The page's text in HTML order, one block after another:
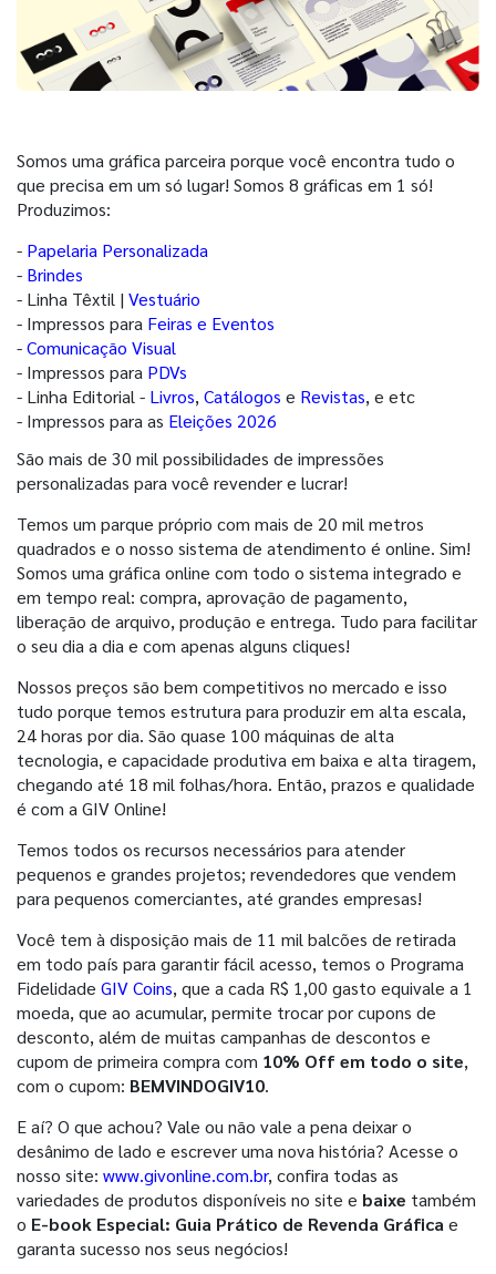
Somos uma gráfica parceira porque você encontra tudo o
que precisa em um só lugar! Somos 8 gráficas em 1 só!
Produzimos:
- Papelaria Personalizada
- Brindes
- Linha Têxtil | Vestuário
- Impressos para Feiras e Eventos
-Comunicação Visual
- Impressos para PDVs
- Linha Editorial - Livros,Catálogos e Revistas, e etc
- Impressos para as Eleições 2026
São mais de 30 mil possibilidades de impressões
personalizadas para você revender e lucrar!
Temos um parque próprio com mais de 20 mil metros
quadrados e o nosso sistema de atendimento é online. Sim!
Somos uma gráfica online com todo o sistema integrado e
em tempo real: compra, aprovação de pagamento,
liberação de arquivo, produção e entrega. Tudo para facilitar
o seu dia a dia e com apenas alguns cliques!
Nossos preços são bem competitivos no mercado e isso
tudo porque temos estrutura para produzir em alta escala,
24 horas por dia. São quase 100 máquinas de alta
tecnologia, e capacidade produtiva em baixa e alta tiragem,
chegando até 18 mil folhas/hora. Então, prazos e qualidade
é com a GIV Online!
Temos todos os recursos necessários para atender
pequenos e grandes projetos; revendedores que vendem
para pequenos comerciantes, até grandes empresas!
Você tem à disposição mais de 11 mil balcões de retirada
em todo país para garantir fácil acesso, temos o Programa
Fidelidade GIV Coins, que a cada R$ 1,00 gasto equivale a 1
moeda, que ao acumular, permite trocar por cupons de
desconto, além de muitas campanhas de descontos e
cupom de primeira compra com 10% Off em todo o site,
com o cupom: BEMVINDOGIV10.
E aí? O que achou? Vale ou não vale a pena deixar o
desânimo de lado e escrever uma nova história? Acesse o
nosso site: www.givonline.com.br, confira todas as
variedades de produtos disponíveis no site e baixe também
o E-book Especial: Guia Prático de Revenda Gráficae
garanta sucesso nos seus negócios!